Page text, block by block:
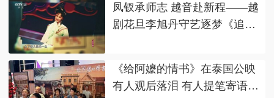
凤钗承师志 越音赴新程——越
剧花旦李旭丹守艺逐梦《追
《给阿嬷的情书》在泰国公映
有人观后落泪 有人提笔寄语亲